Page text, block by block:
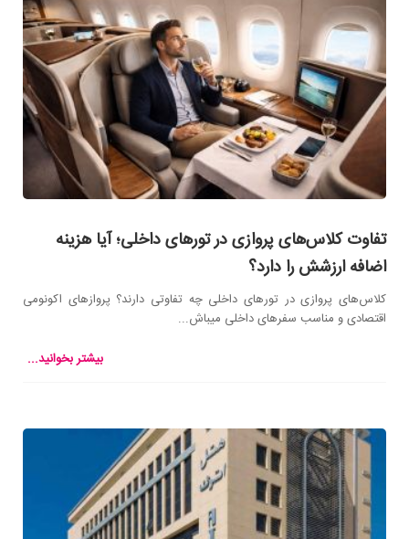
تفاوت کلاس‌های پروازی در تورهای داخلی؛ آیا هزینه
اضافه ارزشش را دارد؟
کلاس‌های پروازی در تورهای داخلی چه تفاوتی دارند؟ پروازهای اکونومی
اقتصادی و مناسب سفرهای داخلی میباش...
بیشتر بخوانید...